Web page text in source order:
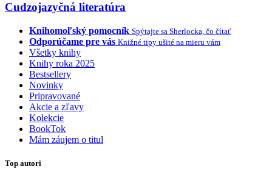
Cudzojazyčná literatúra
Knihomoľský pomocník Spýtajte sa Sherlocka, čo čítať
Odporúčame pre vás Knižné tipy ušité na mieru vám
Všetky knihy
Knihy roka 2025
Bestsellery
Novinky
Pripravované
Akcie a zľavy
Kolekcie
BookTok
Mám záujem o titul
Top autori